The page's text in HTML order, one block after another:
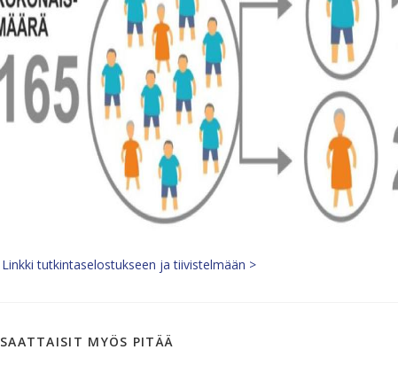
Linkki tutkintaselostukseen ja tiivistelmään >
SAATTAISIT MYÖS PITÄÄ